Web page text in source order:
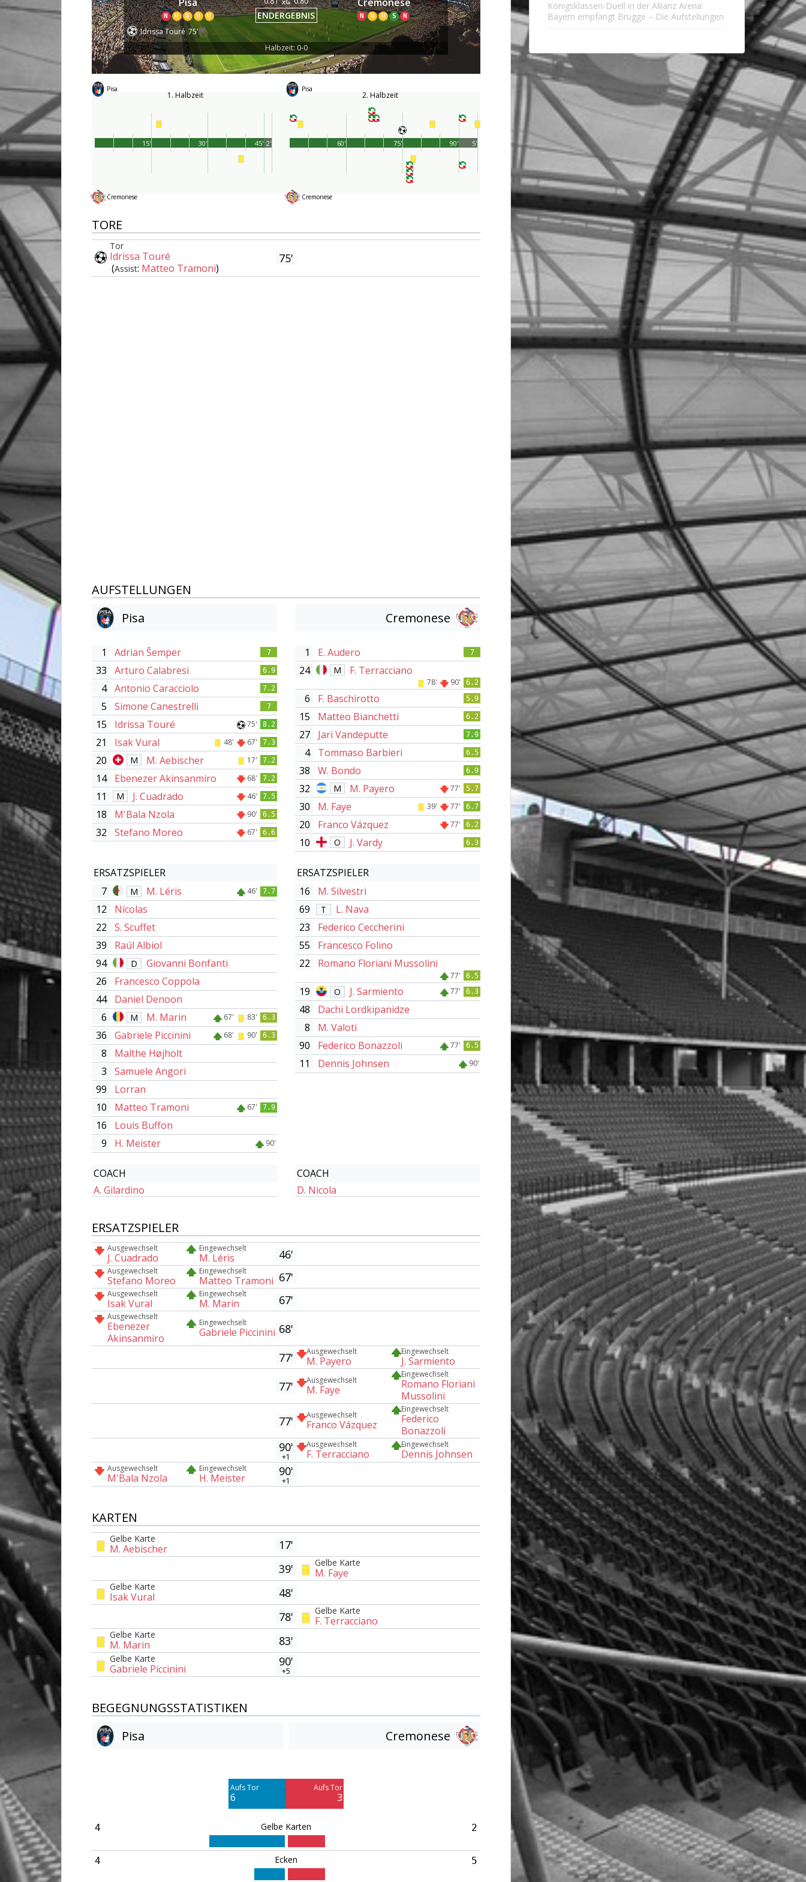
N U U U U ENDERGEBNIS N U U S N
Idrissa Touré 75'
Halbzeit: 0-0
Pisa
1. Halbzeit
Cremonese
45'
15' 30' 2'
Pisa
2. Halbzeit
Cremonese
90'
60' 75' 5'
TORE
Tor
Idrissa Touré
(Assist: Matteo Tramoni)
75'
AUFSTELLUNGEN
Pisa
1 Adrian Šemper 7
33 Arturo Calabresi 6.9
4 Antonio Caracciolo 7.2
5 Simone Canestrelli 7
15 Idrissa Touré 75' 8.2
21 Isak Vural 48' 67' 7.3
20 M M. Aebischer 17' 7.2
14 Ebenezer Akinsanmiro 68' 7.2
11 M J. Cuadrado 46' 7.5
18 M'Bala Nzola 90' 6.5
32 Stefano Moreo 67' 6.6
ERSATZSPIELER
7
M M. Léris 46' 7.7
12
Nícolas
22
S. Scuffet
39
Raúl Albiol
94
D
Giovanni Bonfanti
26
Francesco Coppola
44
Daniel Denoon
6
M M. Marin 67' 83' 6.3
36 Gabriele Piccinini 68' 90' 6.3
8
Malthe Højholt
3
Samuele Angori
99
Lorran
10
Matteo Tramoni 67' 7.9
16
Louis Buffon
9
H. Meister 90'
COACH
A. Gilardino
Cremonese
1 E. Audero 7
24 M F. Terracciano
78' 90' 6.2
6 F. Baschirotto 5.9
15 Matteo Bianchetti 6.2
27 Jari Vandeputte 7.9
4 Tommaso Barbieri 6.5
38 W. Bondo 6.9
32 M M. Payero 77' 5.7
30 M. Faye 39' 77' 6.7
20 Franco Vázquez 77' 6.2
10 O J. Vardy 6.3
ERSATZSPIELER
16
M. Silvestri
69
T
L. Nava
23
Federico Ceccherini
55
Francesco Folino
22
Romano Floriani Mussolini
77' 6.5
19 O J. Sarmiento 77' 6.3
48
Dachi Lordkipanidze
8
M. Valoti
90
Federico Bonazzoli 77' 6.5
11 Dennis Johnsen 90'
COACH
D. Nicola
ERSATZSPIELER
Ausgewechselt
J. Cuadrado
Eingewechselt
M. Léris 46'
Ausgewechselt
Stefano Moreo
Eingewechselt
Matteo Tramoni 67'
Ausgewechselt
Isak Vural
Eingewechselt
M. Marin 67'
Ausgewechselt
Ebenezer
Akinsanmiro
Eingewechselt
Gabriele Piccinini 68'
77'
Ausgewechselt
M. Payero
Eingewechselt
J. Sarmiento
77' Ausgewechselt
M. Faye
Eingewechselt
Romano Floriani
Mussolini
77' Ausgewechselt
Franco Vázquez
Eingewechselt
Federico
Bonazzoli
90'
+1
Ausgewechselt
F. Terracciano
Eingewechselt
Dennis Johnsen
Ausgewechselt
M'Bala Nzola
Eingewechselt
H. Meister 90'
+1
KARTEN
Gelbe Karte
M. Aebischer
17'
39'
Gelbe Karte
M. Faye
Gelbe Karte
Isak Vural
48'
78'
Gelbe Karte
F. Terracciano
Gelbe Karte
M. Marin 83'
Gelbe Karte
Gabriele Piccinini
90'
+5
BEGEGNUNGSSTATISTIKEN
Pisa
Cremonese
Aufs Tor
6
Aufs Tor
3
4 Gelbe Karten 2
4 Ecken 5
Königsklassen-Duell in der Allianz Arena:
Bayern empfängt Brügge – Die Aufstellungen